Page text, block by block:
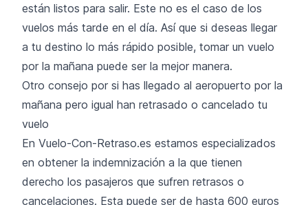
están listos para salir. Este no es el caso de los
vuelos más tarde en el día. Así que si deseas llegar
a tu destino lo más rápido posible, tomar un vuelo
por la mañana puede ser la mejor manera.
Otro consejo por si has llegado al aeropuerto por la
mañana pero igual han retrasado o cancelado tu
vuelo
En Vuelo-Con-Retraso.es estamos especializados
en obtener la indemnización a la que tienen
derecho los pasajeros que sufren retrasos o
cancelaciones. Esta puede ser de hasta 600 euros